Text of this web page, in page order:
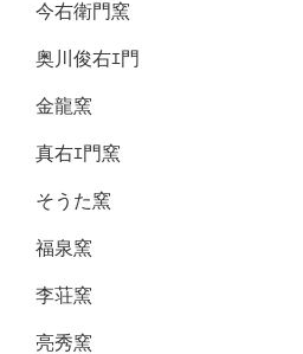
今右衛門窯
奥川俊右ｴ門
金龍窯
真右ｴ門窯
そうた窯
福泉窯
李荘窯
亮秀窯